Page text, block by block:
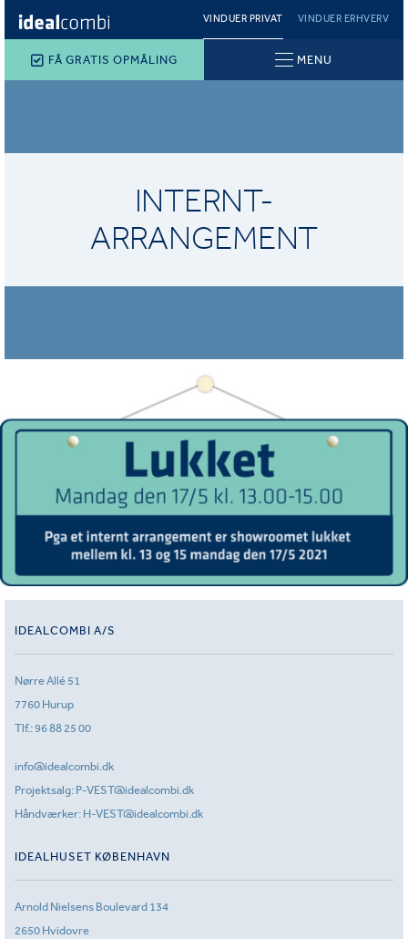
VINDUER PRIVAT VINDUER ERHVERV
FÅ GRATIS OPMÅLING MENU
INTERNT-
ARRANGEMENT
IDEALCOMBI A/S
Nørre Allé 51
7760 Hurup
Tlf.:96 88 25 00
info@idealcombi.dk
Projektsalg: P-VEST@idealcombi.dk
Håndværker: H-VEST@idealcombi.dk
IDEALHUSET KØBENHAVN
Arnold Nielsens Boulevard 134
2650 Hvidovre